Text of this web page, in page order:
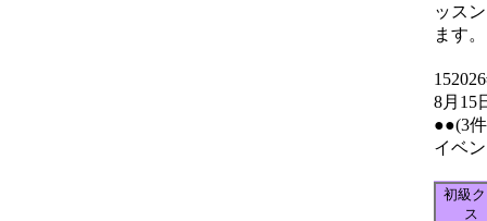
ッス
ます。
15
8月15
●●(3
イベ
初級
ス